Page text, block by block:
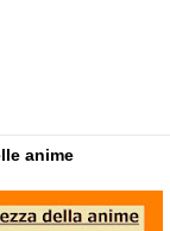
anime